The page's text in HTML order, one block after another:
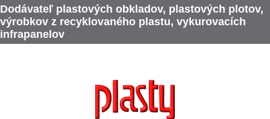
Dodávateľ plastových obkladov, plastových plotov,
výrobkov z recyklovaného plastu, vykurovacích
infrapanelov